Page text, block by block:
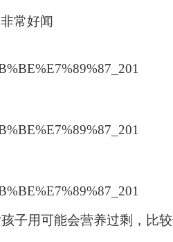
常好闻
子用可能会营养过剩，比